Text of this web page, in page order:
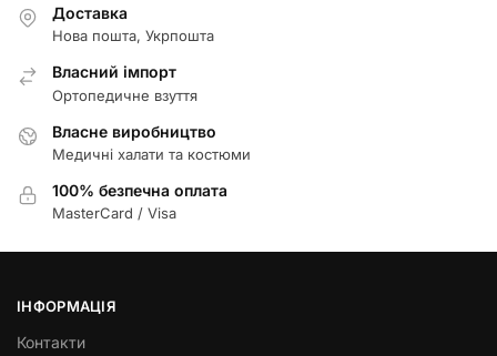
Доставка
Нова пошта, Укрпошта
Власний імпорт
Ортопедичне взуття
Власне виробництво
Медичні халати та костюми
100% безпечна оплата
MasterCard / Visa
ІНФОРМАЦІЯ
Контакти